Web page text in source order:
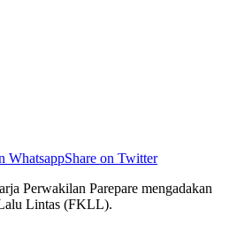
WhatsappShare on Twitter
Perwakilan Parepare mengadakan
Lintas (FKLL).